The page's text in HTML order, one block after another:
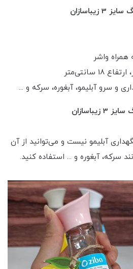
واشر
و سرو آبلیمو، آبغوره، سرکه و ...
آبلیمو نیست و می‌توانید از آن
سرکه، آبغوره و ... استفاده کنید.